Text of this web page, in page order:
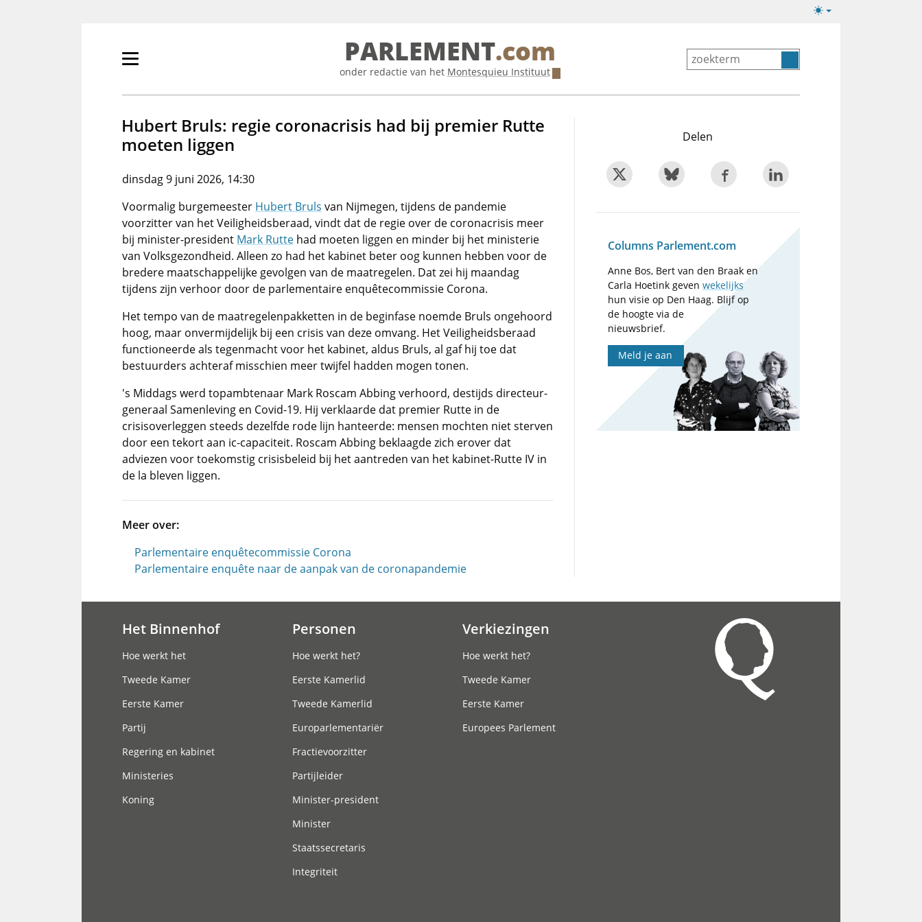
Lichte/donkere
Primair
tonen/verbergen
PARLEMENT.com
onder redactie van het Montesquieu Instituut
Hubert Bruls: regie coronacrisis had bij premier Rutte
moeten liggen
dinsdag 9 juni 2026, 14:30
Voormalig burgemeester Hubert Bruls van Nijmegen, tijdens de pandemie
voorzitter van het Veiligheidsberaad, vindt dat de regie over de coronacrisis meer
bij minister-president Mark Rutte had moeten liggen en minder bij het ministerie
van Volksgezondheid. Alleen zo had het kabinet beter oog kunnen hebben voor de
bredere maatschappelijke gevolgen van de maatregelen. Dat zei hij maandag
tijdens zijn verhoor door de parlementaire enquêtecommissie Corona.
Het tempo van de maatregelenpakketten in de beginfase noemde Bruls ongehoord
hoog, maar onvermijdelijk bij een crisis van deze omvang. Het Veiligheidsberaad
functioneerde als tegenmacht voor het kabinet, aldus Bruls, al gaf hij toe dat
bestuurders achteraf misschien meer twijfel hadden mogen tonen.
's Middags werd topambtenaar Mark Roscam Abbing verhoord, destijds directeur-
generaal Samenleving en Covid-19. Hij verklaarde dat premier Rutte in de
crisisoverleggen steeds dezelfde rode lijn hanteerde: mensen mochten niet sterven
door een tekort aan ic-capaciteit. Roscam Abbing beklaagde zich erover dat
adviezen voor toekomstig crisisbeleid bij het aantreden van het kabinet-Rutte IV in
de la bleven liggen.
Meer over:
Parlementaire enquêtecommissie Corona
Parlementaire enquête naar de aanpak van de coronapandemie
Delen
Columns Parlement.com
Anne Bos, Bert van den Braak en
Carla Hoetink gevenwekelijks
hun visie op Den Haag. Blijf op
de hoogte via de
nieuwsbrief.
Meld je aan
Het Binnenhof
Hoe werkt het
Tweede Kamer
Eerste Kamer
Partij
Regering en kabinet
Ministeries
Koning
Personen
Hoe werkt het?
Eerste Kamerlid
Tweede Kamerlid
Europarlementariër
Fractievoorzitter
Partijleider
Minister-president
Minister
Staatssecretaris
Integriteit
Verkiezingen
Hoe werkt het?
Tweede Kamer
Eerste Kamer
Europees Parlement